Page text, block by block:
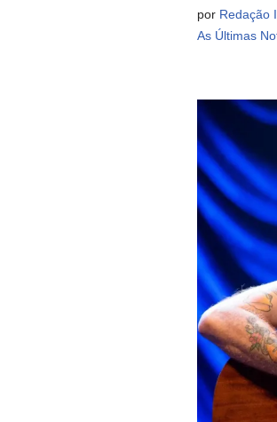
por Redação
As Últimas